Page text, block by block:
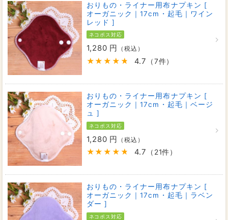
おりもの・ライナー用布ナプキン [
オーガニック｜17cm・起毛｜ワイン
レッド ]
ネコポス対応
1,280 円 （税込）
4.7 （7件）
おりもの・ライナー用布ナプキン [
オーガニック｜17cm・起毛｜ベージ
ュ ]
ネコポス対応
1,280 円 （税込）
4.7 （21件）
おりもの・ライナー用布ナプキン [
オーガニック｜17cm・起毛｜ラベン
ダー ]
ネコポス対応